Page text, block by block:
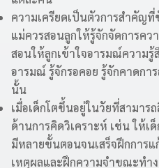
ความเครียดเป็นตัวการสำคัญ
แม่ควรสอนลูกให้รู้จักจัดการคว
สอนให้ลูกเข้าใจอารมณ์ความรู้
อารมณ์ รู้จักรอคอย รู้จักคาดก
นั้น
เมื่อเด็กโตขึ้นอยู่ในวัยที่สามาร
ด้านการคิดวิเคราะห์ เช่น ให้เ
มีหลายขั้นตอนจนเสร็จฝึกการ
เหตุผลและฝึกความจำขณะทำ